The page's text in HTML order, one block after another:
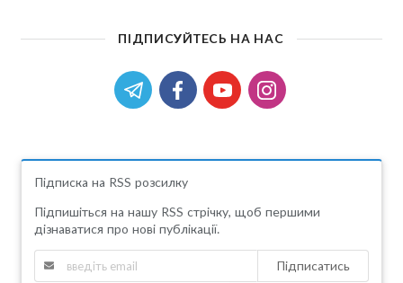
ПІДПИСУЙТЕСЬ НА НАС
Підписка на RSS розсилку
Підпишіться на нашу RSS стрічку, щоб першими
дізнаватися про нові публікації.
Підписатись